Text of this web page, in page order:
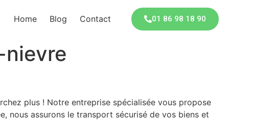
Home Blog Contact 01 86 98 18 90
plus ! Notre entreprise spécialisée vous propose
nous assurons le transport sécurisé de vos biens et